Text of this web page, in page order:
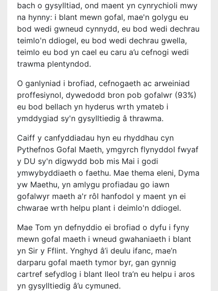
bach o gysylltiad, ond maent yn cynrychioli mwy
na hynny: i blant mewn gofal, mae'n golygu eu
bod wedi gwneud cynnydd, eu bod wedi dechrau
teimlo'n ddiogel, eu bod wedi dechrau gwella,
teimlo eu bod yn cael eu caru a’u cefnogi wedi
trawma plentyndod.
O ganlyniad i brofiad, cefnogaeth ac arweiniad
proffesiynol, dywedodd bron pob gofalwr (93%)
eu bod bellach yn hyderus wrth ymateb i
ymddygiad sy'n gysylltiedig â thrawma.
Caiff y canfyddiadau hyn eu rhyddhau cyn
Pythefnos Gofal Maeth, ymgyrch flynyddol fwyaf
y DU sy'n digwydd bob mis Mai i godi
ymwybyddiaeth o faethu. Mae thema eleni, Dyma
yw Maethu, yn amlygu profiadau go iawn
gofalwyr maeth a'r rôl hanfodol y maent yn ei
chwarae wrth helpu plant i deimlo'n ddiogel.
Mae Tom yn defnyddio ei brofiad o dyfu i fyny
mewn gofal maeth i wneud gwahaniaeth i blant
yn Sir y Fflint. Ynghyd â’i deulu ifanc, mae’n
darparu gofal maeth tymor byr, gan gynnig
cartref sefydlog i blant lleol tra’n eu helpu i aros
yn gysylltiedig â’u cymuned.